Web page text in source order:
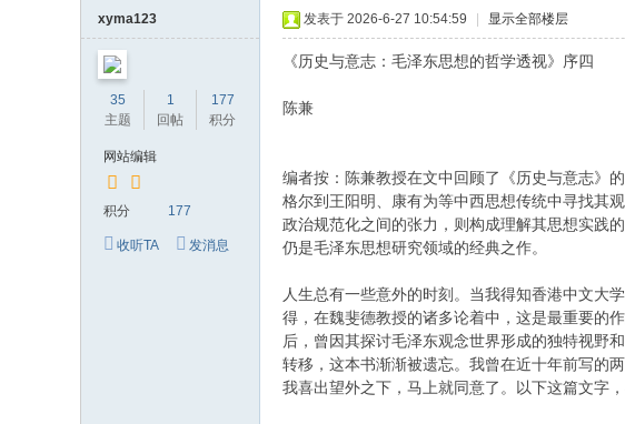
xyma123
35
主题
1
回帖
177
积分
网站编辑
积分 177
收听TA 发消息
发表于 2026-6-27 10:54:59 显示全部楼层
《历史与意志：毛泽东思想的哲学透视》序四
陈兼
编者按：陈兼教授在文中回顾了《历史与意志》
格尔到王阳明、康有为等中西思想传统中寻找其
政治规范化之间的张力，则构成理解其思想实践
仍是毛泽东思想研究领域的经典之作。
人生总有一些意外的时刻。当我得知香港中文大
得，在魏斐德教授的诸多论着中，这是最重要的
后，曾因其探讨毛泽东观念世界形成的独特视野
转移，这本书渐渐被遗忘。我曾在近十年前写的
我喜出望外之下，马上就同意了。以下这篇文字